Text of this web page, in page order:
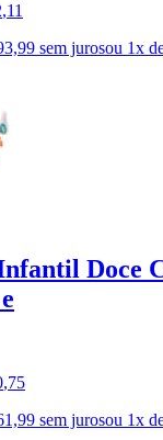
,11
sem jurosou 1x
Doce
,75
sem jurosou 1x